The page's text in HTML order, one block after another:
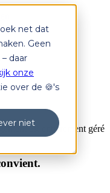
net dat
Geen
daar
onze
over de 🍪's
niet
est entièrement géré